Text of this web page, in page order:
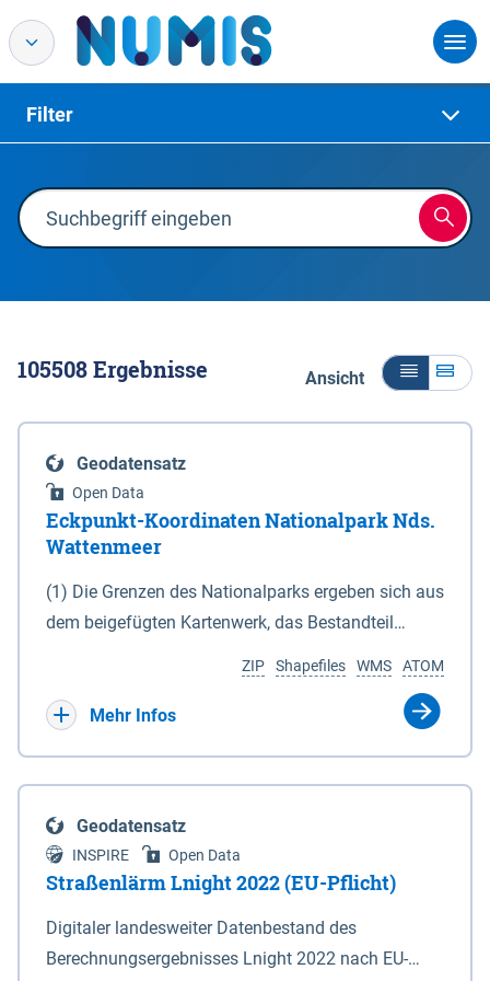
Filter
105508Ergebnisse Ansicht
Geodatensatz
Open Data
Eckpunkt-Koordinaten Nationalpark Nds.
Wattenmeer
(1) Die Grenzen des Nationalparks ergeben sich aus
dem beigefügten Kartenwerk, das Bestandteil
(DTK) im Maßstab 1 : 100 000 (Anlage 2), 2.
verkleinerte Amtliche Karte 1 : 5 000 (AK5) im
projizierte Koordinaten im Europäischen
Terrestrischen Referenzsystem 1989 (ETRS 89) mit
der Universalen Transversalen Mercator-Abbildung
bezogen auf die Zone 32 N (UTM 32N) dargestellt
(Anlage 4); Gleiches gilt für die geografischen
ATOM
WMS
Shapefiles
ZIP
Mehr Infos
Geodatensatz
INSPIRE Open Data
Straßenlärm Lnight 2022 (EU-Pflicht)
Digitaler landesweiter Datenbestand des
Berechnungsergebnisses Lnight 2022 nach EU-